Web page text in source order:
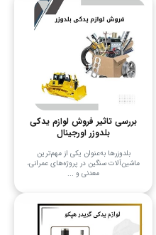
بررسی تاثیر فروش لوازم یدکی
بلدوزر اورجینال
بلدوزرها به‌عنوان یکی از مهم‌ترین
ماشین‌آلات سنگین در پروژه‌های عمرانی،
معدنی و ...